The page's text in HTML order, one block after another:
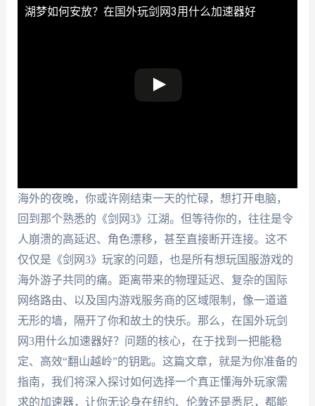
湖梦如何安放？在国外玩剑网3用什么加速器好
海外的夜晚，你或许刚结束一天的忙碌，想打开电脑，
回到那个熟悉的《剑网3》江湖。但等待你的，往往是令
人崩溃的高延迟、角色漂移，甚至直接断开连接。这不
仅仅是《剑网3》玩家的问题，也是所有想玩国服游戏的
海外游子共同的痛。距离带来的物理延迟、复杂的国际
网络路由、以及国内游戏服务商的区域限制，像一道道
无形的墙，隔开了你和故土的快乐。那么，在国外玩剑
网3用什么加速器好？问题的核心，在于找到一把能稳
定、高效“翻山越岭”的钥匙。这篇文章，就是为你准备的
指南，我们将深入探讨如何选择一个真正懂海外玩家需
求的加速器，让你无论身在纽约、伦敦还是悉尼，都能